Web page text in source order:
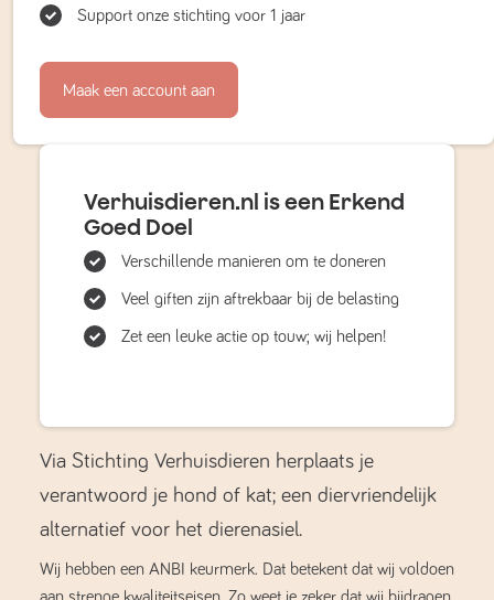
Support onze stichting voor 1 jaar
Maak een account aan
Verhuisdieren.nl is een Erkend
Goed Doel
Verschillende manieren om te doneren
Veel giften zijn aftrekbaar bij de belasting
Zet een leuke actie op touw; wij helpen!
Via Stichting Verhuisdieren herplaats je
verantwoord je hond of kat; een diervriendelijk
alternatief voor het dierenasiel.
Wij hebben een ANBI keurmerk. Dat betekent dat wij voldoen